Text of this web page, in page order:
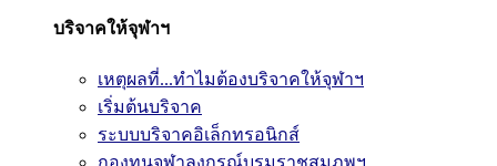
บริจาคให้จุฬาฯ
เหตุผลที่...ทำไมต้องบริจาคให้จุฬาฯ
เริ่มต้นบริจาค
ระบบบริจาคอิเล็กทรอนิกส์